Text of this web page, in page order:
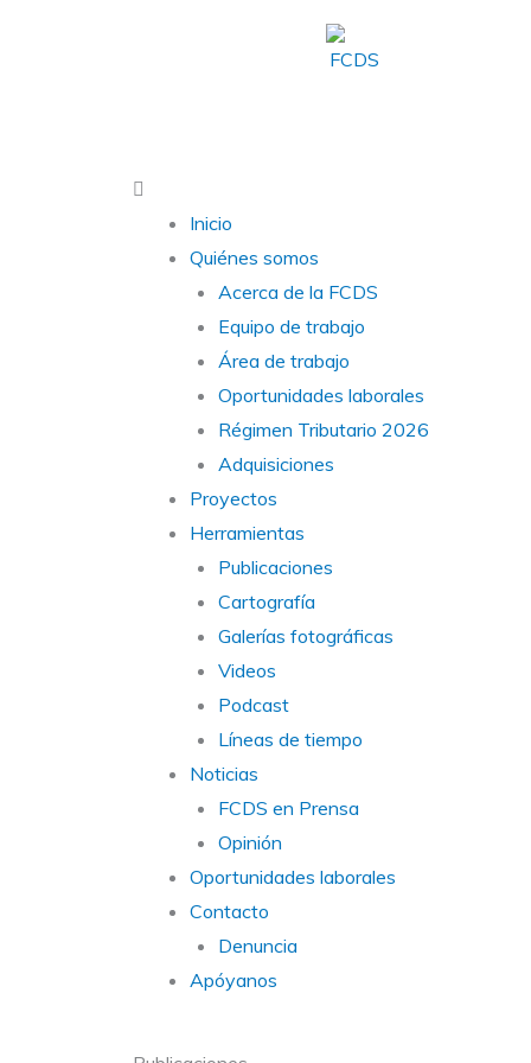
Main
Menu
Inicio
Quiénes somos
Acerca de la FCDS
Equipo de trabajo
Área de trabajo
Oportunidades laborales
Régimen Tributario 2026
Adquisiciones
Proyectos
Herramientas
Publicaciones
Cartografía
Galerías fotográficas
Videos
Podcast
Líneas de tiempo
Noticias
FCDS en Prensa
Opinión
Oportunidades laborales
Contacto
Denuncia
Apóyanos